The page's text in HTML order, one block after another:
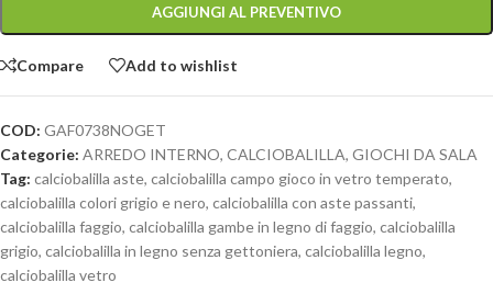
AGGIUNGI AL PREVENTIVO
Compare Add to wishlist
COD: GAF0738NOGET
Categorie: ARREDO INTERNO, CALCIOBALILLA, GIOCHI DA SALA
Tag: calciobalilla aste, calciobalilla campo gioco in vetro temperato,
calciobalilla colori grigio e nero, calciobalilla con aste passanti,
calciobalilla faggio, calciobalilla gambe in legno di faggio, calciobalilla
grigio, calciobalilla in legno senza gettoniera, calciobalilla legno,
calciobalilla vetro